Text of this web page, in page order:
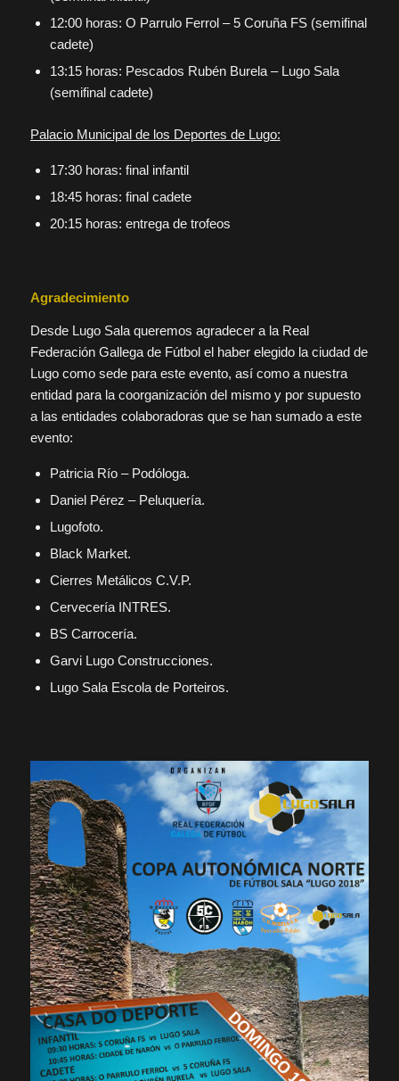
12:00 horas: O Parrulo Ferrol – 5 Coruña FS (semifinal
cadete)
13:15 horas: Pescados Rubén Burela – Lugo Sala
(semifinal cadete)
Palacio Municipal de los Deportes de Lugo:
17:30 horas: final infantil
18:45 horas: final cadete
20:15 horas: entrega de trofeos
Agradecimiento
Desde Lugo Sala queremos agradecer a la Real
Federación Gallega de Fútbol el haber elegido la ciudad de
Lugo como sede para este evento, así como a nuestra
entidad para la coorganización del mismo y por supuesto
a las entidades colaboradoras que se han sumado a este
evento:
Patricia Río – Podóloga.
Daniel Pérez – Peluquería.
Lugofoto.
Black Market.
Cierres Metálicos C.V.P.
Cervecería INTRES.
BS Carrocería.
Garvi Lugo Construcciones.
Lugo Sala Escola de Porteiros.